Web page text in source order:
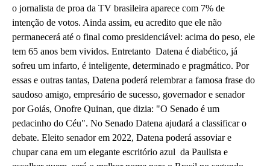
o jornalista de proa da TV brasileira aparece com 7% de
intenção de votos. Ainda assim, eu acredito que ele não
permanecerá até o final como presidenciável: acima do peso, ele
tem 65 anos bem vividos. Entretanto Datena é diabético, já
sofreu um infarto, é inteligente, determinado e pragmático. Por
essas e outras tantas, Datena poderá relembrar a famosa frase do
saudoso amigo, empresário de sucesso, governador e senador
por Goiás, Onofre Quinan, que dizia: "O Senado é um
pedacinho do Céu". No Senado Datena ajudará a classificar o
debate. Eleito senador em 2022, Datena poderá assoviar e
chupar cana em um elegante escritório azul da Paulista e